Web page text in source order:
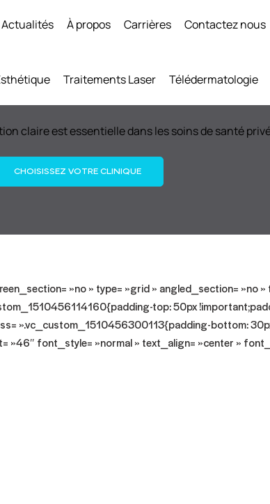
Actualités À propos Carrières Contactez nous
Traitements Laser Télédermatologie
claire est essentielle dans les soins de santé
CHOISISSEZ VOTRE CLINIQUE
»no » type= »grid » angled_section= »no
top: 50px
».vc_custom_1510456300113{padding-bottom:
»46″ font_style= »normal » text_align= »center »